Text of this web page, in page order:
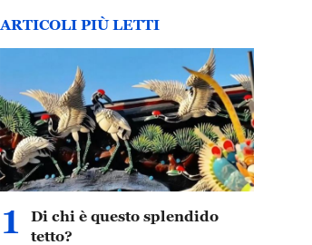
ARTICOLI PIÙ LETTI
1
Di chi è questo splendido
tetto?